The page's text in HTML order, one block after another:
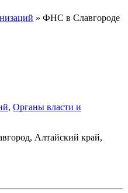
» ФНС в Славгороде
, Органы власти и
Алтайский край,